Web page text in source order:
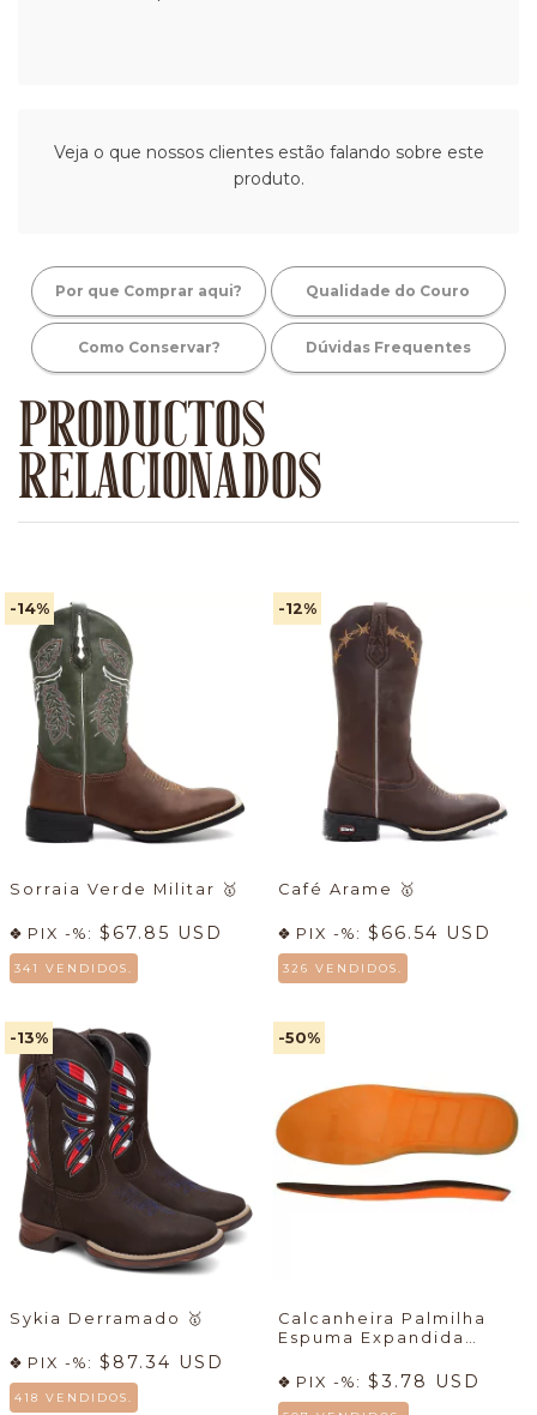
Veja o que nossos clientes estão falando sobre este
produto.
Por que Comprar aqui? Qualidade do Couro
Como Conservar? Dúvidas Frequentes
PRODUCTOS
RELACIONADOS
-14%
Sorraia Verde Militar 🥇
PIX -%: $67.85 USD
341 VENDIDOS.
-12%
Café Arame 🥇
PIX -%: $66.54 USD
326 VENDIDOS.
-13%
Sykia Derramado 🥇
PIX -%: $87.34 USD
418 VENDIDOS.
-50%
Calcanheira Palmilha
Espuma Expandida
PIX -%: $3.78 USD